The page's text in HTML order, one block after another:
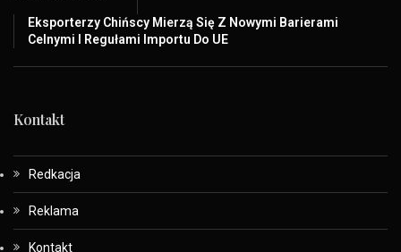
Eksporterzy Chińscy Mierzą Się Z Nowymi Barierami
Celnymi I Regułami Importu Do UE
Kontakt
Redkacja
Reklama
Kontakt